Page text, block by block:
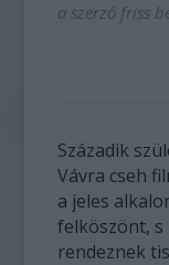
a szerző friss
Századik
Vávra cseh
a jeles
felköszönt,
rendeznek